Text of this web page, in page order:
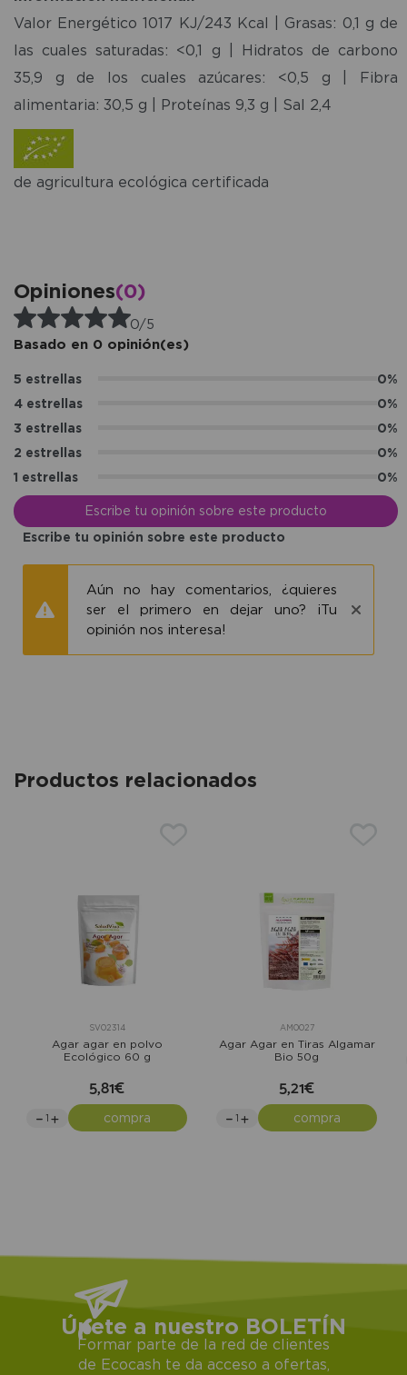
Valor Energético 1017 KJ/243 Kcal | Grasas: 0,1 g de
las cuales saturadas: <0,1 g | Hidratos de carbono
35,9 g de los cuales azúcares: <0,5 g | Fibra
alimentaria: 30,5 g | Proteínas 9,3 g | Sal 2,4
de agricultura ecológica certificada
Opiniones(0)
0/5
Basado en 0 opinión(es)
5 estrellas
0%
4 estrellas
0%
3 estrellas
0%
2 estrellas
0%
1 estrellas
0%
Escribe tu opinión sobre este producto
Escribe tu opinión sobre este producto
Aún no hay comentarios, ¿quieres
ser el primero en dejar uno? ¡Tu
opinión nos interesa!
Productos relacionados
SV02314
Agar agar en polvo
Ecológico 60 g
5,81€
compra
AM0027
Agar Agar en Tiras Algamar
Bio 50g
5,21€
compra
Únete a nuestro BOLETÍN
Formar parte de la red de clientes
de Ecocash te da acceso a ofertas,